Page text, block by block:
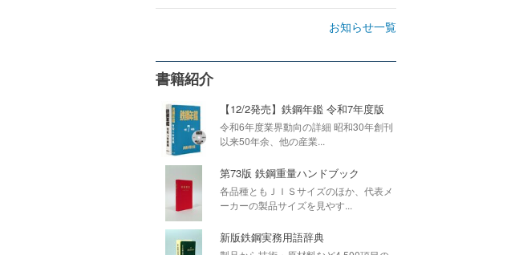
お知らせ一覧
書籍紹介
【12/2発売】鉄鋼年鑑 令和7年度版
令和6年度業界動向の詳細 昭和30年創刊
以来50年余、他の産業...
第73版 鉄鋼重量ハンドブック
各品種ともＪＩＳサイズのほか、代表メ
ーカーの製品サイズを見やす...
新版鉄鋼実務用語辞典